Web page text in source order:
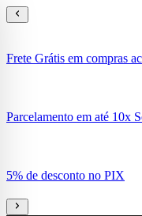
Frete Grátis em compras
Parcelamento em até 10x
5% de desconto no PIX